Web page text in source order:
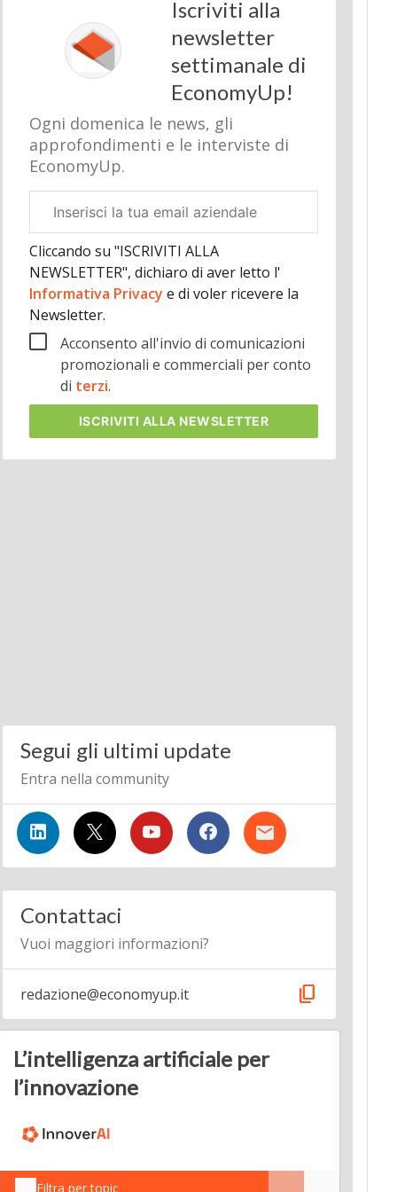
Iscriviti alla
newsletter
settimanale di
EconomyUp!
Ogni domenica le news, gli
approfondimenti e le interviste di
EconomyUp.
aziendale
Cliccando su "ISCRIVITI ALLA
NEWSLETTER", dichiaro di aver letto l'
Informativa Privacy e di voler ricevere la
Newsletter.
Acconsento all'invio di comunicazioni
promozionali e commerciali per conto
di terzi.
ISCRIVITI ALLA NEWSLETTER
Segui gli ultimi update
Entra nella community
Contattaci
Vuoi maggiori informazioni?
redazione@economyup.it content_copy
L’intelligenza artificiale per
l’innovazione
Filtra per topic